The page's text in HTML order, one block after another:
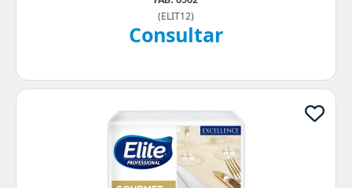
(ELIT12)
Consultar